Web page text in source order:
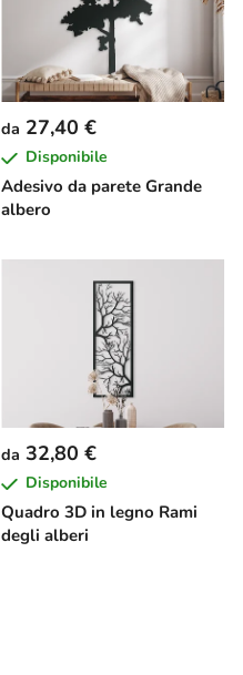
Adesivo da parete Grande
albero
da 27,40 €
Disponibile
Quadro 3D in legno Rami
degli alberi
da 32,80 €
Disponibile